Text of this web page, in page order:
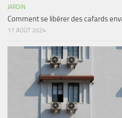
JARDIN
Comment se libérer des cafards
17 AOÛT 2024